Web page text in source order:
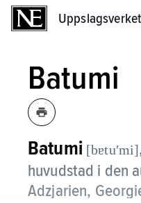
Uppslagsverket
Batumi
Batumi [bɐtuʹmi]
huvudstad i den
Adzjarien,